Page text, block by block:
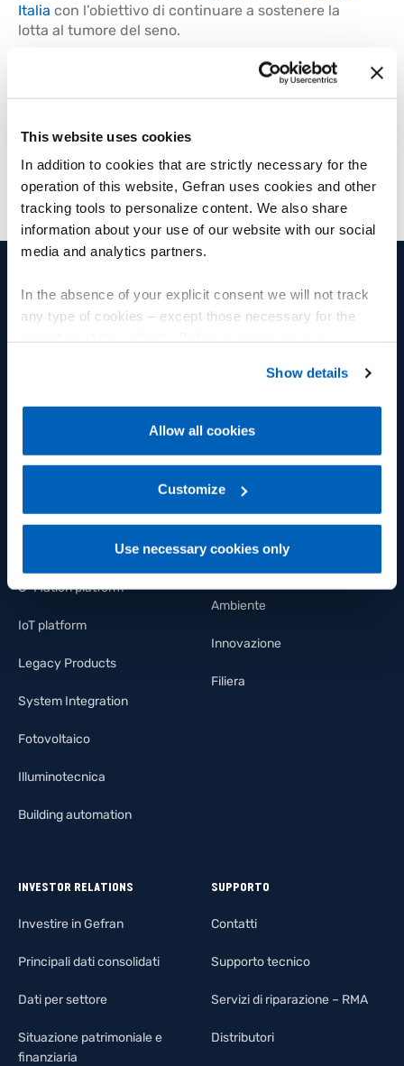
This website uses cookies
In addition to cookies that are strictly necessary for the
operation of this website, Gefran uses cookies and other
tracking tools to personalize content. We also share
information about your use of our website with our social
media and analytics partners.
In the absence of your explicit consent we will not track
any type of cookies – except those necessary for the
Gefran - Cookie
policy.
regarding processing of personal data, at the following
Gefran - Privacy Policy.
Show details
Allow all cookies
Customize
Use necessary cookies only
Italia con l’obiettivo di continuare a sostenere la
lotta al tumore del seno.
ha partecipato con una squadra di
oltre 90 colleghi, contribuendo a questa
significativa giornata di prevenzione e solidarietà.
PRODOTTI E SOLUZIONI
Sensori di posizione
Sensori di deformazione e
Regolatori e indicatori
Controllo di potenza
G-Mation platform
IoT platform
Legacy Products
System Integration
Fotovoltaico
Illuminotecnica
Building automation
GRUPPO
Gruppo
Diversity
Lavora con noi
Il nostro impegno
Ambiente
Innovazione
Filiera
INVESTOR RELATIONS
Investire in Gefran
Principali dati consolidati
Dati per settore
Situazione patrimoniale e
finanziaria
SUPPORTO
Contatti
Supporto tecnico
Servizi di riparazione – RMA
Distributori